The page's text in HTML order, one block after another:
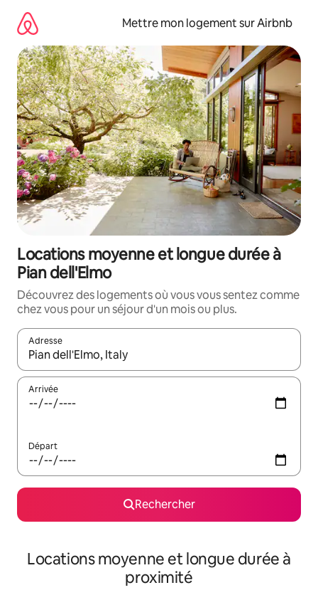
directement
contenu
Mettre mon logement sur Airbnb
Locations moyenne et longue durée à
Pian dell'Elmo
Découvrez des logements où vous vous sentez comme
chez vous pour un séjour d'un mois ou plus.
Adresse
Lorsque les résultats s'affichent, utilisez les flèches vers le
Arrivée
Départ
Rechercher
Locations moyenne et longue durée à
proximité